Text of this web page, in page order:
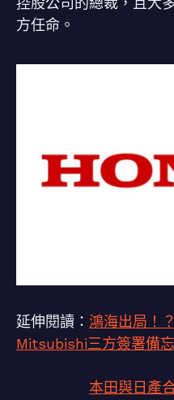
方任命。
延伸閱讀： 鴻海出局！
Mitsubishi三方簽署備
本田與日產